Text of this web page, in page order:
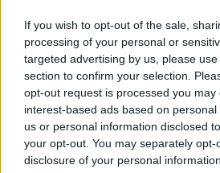
If you wish to opt-out of the sale,
processing of your personal or
targeted advertising by us, please
section to confirm your selection.
opt-out request is processed you may
interest-based ads based on
us or personal information disclosed
your opt-out. You may separately
disclosure of your personal
Danke für die Antwort ich hoffe das
10 Januar 2025
hobbitgirl1 gefällt dies.
lunaxx10
Forenprofi